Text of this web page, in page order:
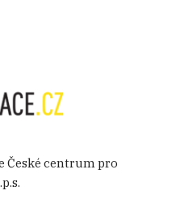
České centrum pro